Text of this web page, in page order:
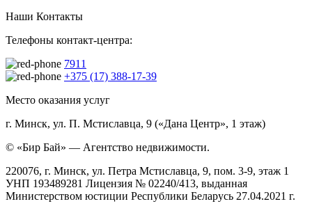
Наши Контакты
Телефоны контакт-центра:
7911
+375 (17) 388-17-39
Место оказания услуг
г. Минск, ул. П. Мстиславца, 9 («Дана Центр», 1 этаж)
© «Бир Бай» — Агентство недвижимости.
220076, г. Минск, ул. Петра Мстиславца, 9, пом. 3-9, этаж 1
УНП 193489281 Лицензия № 02240/413, выданная
Министерством юстиции Республики Беларусь 27.04.2021 г.